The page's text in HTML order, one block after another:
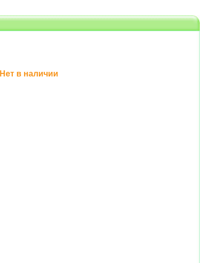
Нет в наличии